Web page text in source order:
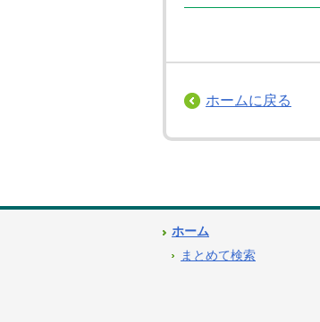
ホームに戻る
ホーム
まとめて検索